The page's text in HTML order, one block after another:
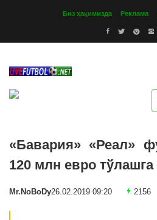
Биз ҳақимизда Реклама
«Бавария» «Реал»
120 млн евро тўлашга
Mr.NoBoDy26.02.2019 09:20 2156